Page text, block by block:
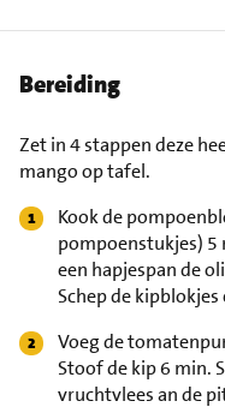
Bereiding
Zet in 4 stappen deze
mango op tafel.
Kook de
pompoenstukjes)
een hapjespan de
Schep de
Voeg de
Stoof de kip 6 min.
vruchtvlees an de